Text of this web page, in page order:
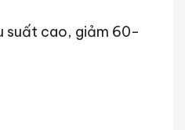
suất cao, giảm 60-